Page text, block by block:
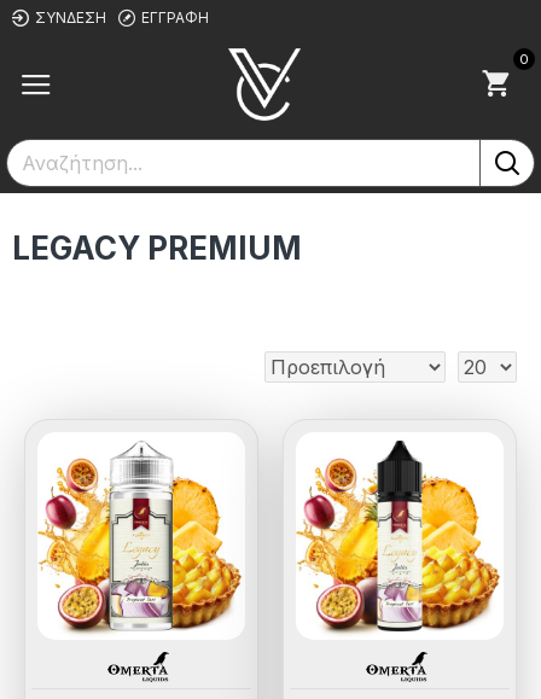
ΣΎΝΔΕΣΗ ΕΓΓΡΑΦΉ
0
LEGACY PREMIUM